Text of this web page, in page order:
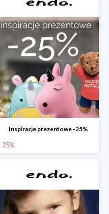
Inspiracje prezentowe -25%
25%